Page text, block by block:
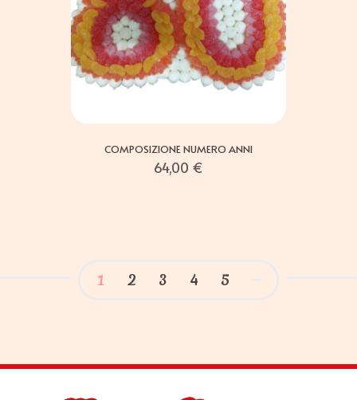
COMPOSIZIONE NUMERO ANNI
64,00 €
1 2 3 4 5